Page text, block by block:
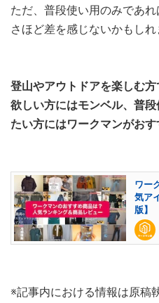
ただ、普段使い用のみであ
さほど差を感じないかもしれ
登山やアウトドアを楽しむ
欲しい方にはモンベル、普
たい方にはワークマンがおす
ワー
気ア
版】
※記事内における情報は原稿